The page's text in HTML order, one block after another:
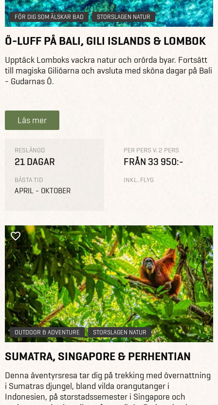
FÖR DIG SOM ÄLSKAR BAD STORSLAGEN NATUR
Ö-LUFF PÅ BALI, GILI ISLANDS & LOMBOK
Upptäck Lomboks vackra natur och orörda byar. Fortsätt
till magiska Giliöarna och avsluta med sköna dagar på Bali
- Gudarnas Ö.
Läs mer
RESLÄNGD
21 DAGAR
BÄSTA TID
APRIL - OKTOBER
PER PERS V. 2 PERS
FRÅN 33 950:-
INKL. FLYG
OUTDOOR & ADVENTURE STORSLAGEN NATUR
SUMATRA, SINGAPORE & PERHENTIAN
Denna äventyrsresa tar dig på trekking med övernattning
i Sumatras djungel, bland vilda orangutanger i
Indonesien, på storstadssemester i Singapore och